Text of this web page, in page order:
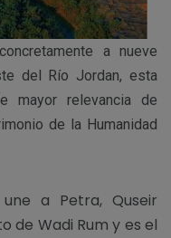
a nueve
del Río Jordan, esta
mayor relevancia de
de la Humanidad
a Petra, Quseir
de Wadi Rum y es el